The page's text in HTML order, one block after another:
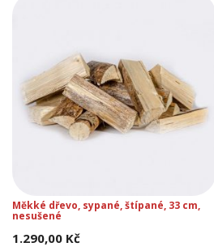
Měkké dřevo, sypané, štípané, 33 cm,
nesušené
1.290,00 Kč